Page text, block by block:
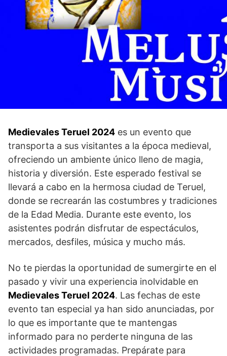
Medievales⁢ Teruel 2024 es ‌un evento que
transporta a sus visitantes a⁤ la época ‌medieval,
ofreciendo un ambiente único⁣ lleno de magia,
historia y diversión. Este esperado festival se
llevará a cabo en la hermosa ciudad ​de Teruel,
donde se recrearán ‌las costumbres y ⁣tradiciones
de la Edad Media. Durante este ‌evento, los
asistentes podrán disfrutar‌ de espectáculos,
‍mercados, desfiles, música​ y mucho más.
No te pierdas ‍la oportunidad​ de sumergirte en el
pasado y vivir ‍una experiencia inolvidable en
Medievales Teruel 2024. Las fechas de este ​
evento ⁤tan especial ya han sido anunciadas, por
lo que es importante que te mantengas
informado para no perderte ninguna de las
actividades programadas. Prepárate para